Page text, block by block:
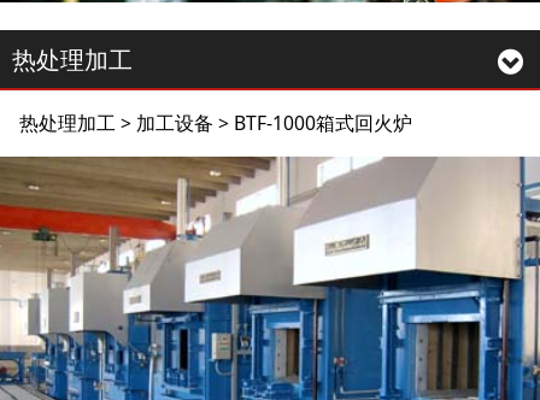
热处理加工
BTF-1000箱式回火炉
热处理加工> 加工设备 > BTF-1000箱式回火炉